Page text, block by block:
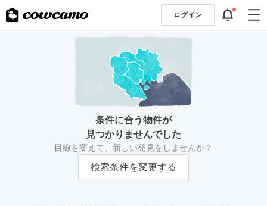
ログイン
条件に合う物件が
見つかりませんでした
目線を変えて、新しい発見をしませんか？
検索条件を変更する